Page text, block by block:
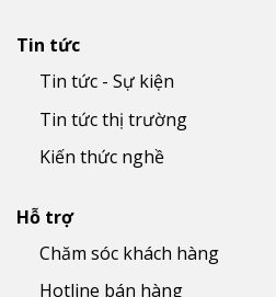
Tin tức
Tin tức - Sự kiện
Tin tức thị trường
Kiến thức nghề
Hỗ trợ
Chăm sóc khách hàng
Hotline bán hàng